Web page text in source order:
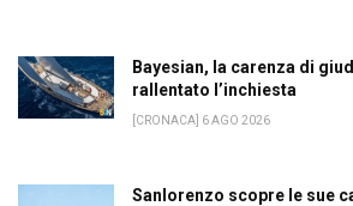
Bayesian, la carenza di
rallentato l’inchiesta
[CRONACA] 6 AGO 2026
Sanlorenzo scopre le sue